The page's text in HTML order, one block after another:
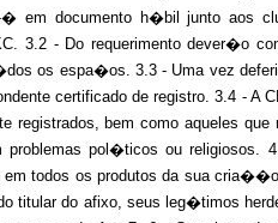
em documento h�bil junto aos
3.2 - Do requerimento dever�o
os espa�os. 3.3 - Uma vez
certificado de registro. 3.4 - A
registrados, bem como aqueles
problemas pol�ticos ou religiosos.
todos os produtos da sua
titular do afixo, seus leg�timos